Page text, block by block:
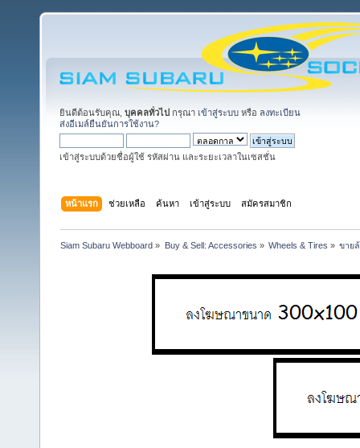
ยินดีต้อนรับคุณ, บุคคลทั่วไป กรุณา เข้าสู่ระบบ หรือ ลงทะเบียน
ส่งอีเมล์ยืนยันการใช้งาน?
เข้าสู่ระบบด้วยชื่อผู้ใช้ รหัสผ่าน และระยะเวลาในเซสชั่น
หน้าแรก ช่วยเหลือ ค้นหา เข้าสู่ระบบ สมัครสมาชิก
Siam Subaru Webboard » Buy & Sell: Accessories » Wheels & Tires » ขาย